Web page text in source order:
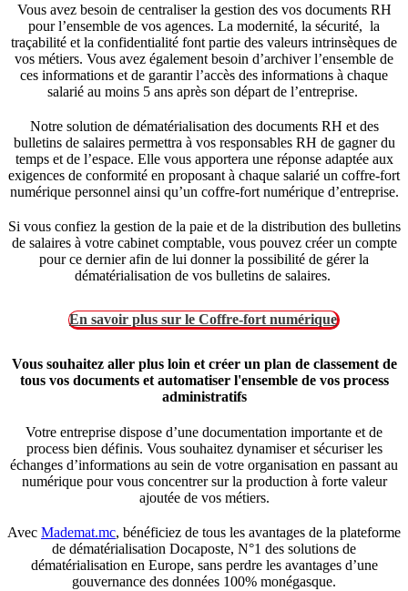
Vous avez besoin de centraliser la gestion des vos documents RH
pour l’ensemble de vos agences. La modernité, la sécurité, la
traçabilité et la confidentialité font partie des valeurs intrinsèques de
vos métiers. Vous avez également besoin d’archiver l’ensemble de
ces informations et de garantir l’accès des informations à chaque
salarié au moins 5 ans après son départ de l’entreprise.
Notre solution de dématérialisation des documents RH et des
bulletins de salaires permettra à vos responsables RH de gagner du
temps et de l’espace. Elle vous apportera une réponse adaptée aux
exigences de conformité en proposant à chaque salarié un coffre-fort
numérique personnel ainsi qu’un coffre-fort numérique d’entreprise.
Si vous confiez la gestion de la paie et de la distribution des bulletins
de salaires à votre cabinet comptable, vous pouvez créer un compte
pour ce dernier afin de lui donner la possibilité de gérer la
dématérialisation de vos bulletins de salaires.
En savoir plus sur le Coffre-fort numérique
Vous souhaitez aller plus loin et créer un plan de classement de
tous vos documents et automatiser l'ensemble de vos process
administratifs
Votre entreprise dispose d’une documentation importante et de
process bien définis. Vous souhaitez dynamiser et sécuriser les
échanges d’informations au sein de votre organisation en passant au
numérique pour vous concentrer sur la production à forte valeur
ajoutée de vos métiers.
Avec Mademat.mc, bénéficiez de tous les avantages de la plateforme
de dématérialisation Docaposte, N°1 des solutions de
dématérialisation en Europe, sans perdre les avantages d’une
gouvernance des données 100% monégasque.